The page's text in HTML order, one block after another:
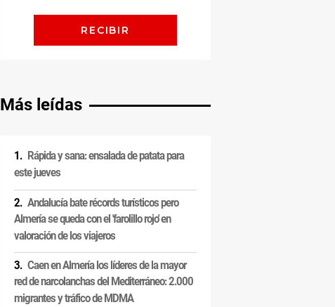
Más leídas
Rápida y sana: ensalada de patata para
este jueves
Andalucía bate récords turísticos pero
Almería se queda con el 'farolillo rojo' en
valoración de los viajeros
Caen en Almería los líderes de la mayor
red de narcolanchas del Mediterráneo: 2.000
migrantes y tráfico de MDMA